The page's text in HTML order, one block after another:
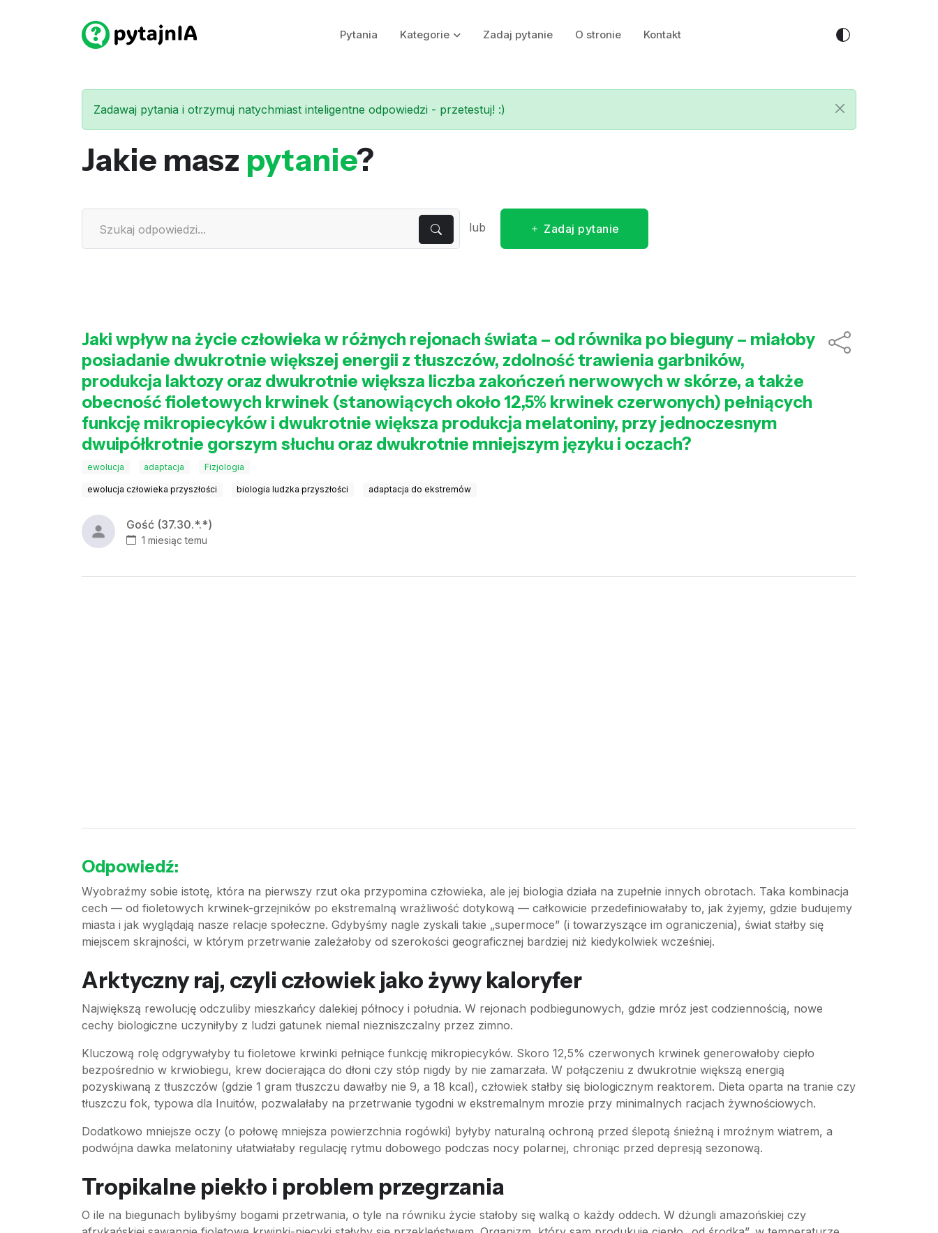
Pytania Kategorie Zadaj pytanie O stronie Kontakt
Zadawaj pytania i otrzymuj natychmiast inteligentne odpowiedzi - przetestuj! :)
Jakie masz pytanie?
lub Zadaj pytanie
Jaki wpływ na życie człowieka w różnych rejonach świata – od równika po bieguny – miałoby
posiadanie dwukrotnie większej energii z tłuszczów, zdolność trawienia garbników,
produkcja laktozy oraz dwukrotnie większa liczba zakończeń nerwowych w skórze, a także
obecność fioletowych krwinek (stanowiących około 12,5% krwinek czerwonych) pełniących
funkcję mikropiecyków i dwukrotnie większa produkcja melatoniny, przy jednoczesnym
dwuipółkrotnie gorszym słuchu oraz dwukrotnie mniejszym języku i oczach?
ewolucja adaptacja Fizjologia
ewolucja człowieka przyszłości biologia ludzka przyszłości adaptacja do ekstremów
Gość (37.30.*.*)
1 miesiąc temu
Odpowiedź:
Wyobraźmy sobie istotę, która na pierwszy rzut oka przypomina człowieka, ale jej biologia działa na zupełnie innych obrotach. Taka kombinacja
cech — od fioletowych krwinek-grzejników po ekstremalną wrażliwość dotykową — całkowicie przedefiniowałaby to, jak żyjemy, gdzie budujemy
miasta i jak wyglądają nasze relacje społeczne. Gdybyśmy nagle zyskali takie „supermoce” (i towarzyszące im ograniczenia), świat stałby się
miejscem skrajności, w którym przetrwanie zależałoby od szerokości geograficznej bardziej niż kiedykolwiek wcześniej.
Arktyczny raj, czyli człowiek jako żywy kaloryfer
Największą rewolucję odczuliby mieszkańcy dalekiej północy i południa. W rejonach podbiegunowych, gdzie mróz jest codziennością, nowe
cechy biologiczne uczyniłyby z ludzi gatunek niemal niezniszczalny przez zimno.
Kluczową rolę odgrywałyby tu fioletowe krwinki pełniące funkcję mikropiecyków. Skoro 12,5% czerwonych krwinek generowałoby ciepło
bezpośrednio w krwiobiegu, krew docierająca do dłoni czy stóp nigdy by nie zamarzała. W połączeniu z dwukrotnie większą energią
pozyskiwaną z tłuszczów (gdzie 1 gram tłuszczu dawałby nie 9, a 18 kcal), człowiek stałby się biologicznym reaktorem. Dieta oparta na tranie czy
tłuszczu fok, typowa dla Inuitów, pozwalałaby na przetrwanie tygodni w ekstremalnym mrozie przy minimalnych racjach żywnościowych.
Dodatkowo mniejsze oczy (o połowę mniejsza powierzchnia rogówki) byłyby naturalną ochroną przed ślepotą śnieżną i mroźnym wiatrem, a
podwójna dawka melatoniny ułatwiałaby regulację rytmu dobowego podczas nocy polarnej, chroniąc przed depresją sezonową.
Tropikalne piekło i problem przegrzania
O ile na biegunach bylibyśmy bogami przetrwania, o tyle na równiku życie stałoby się walką o każdy oddech. W dżungli amazońskiej czy